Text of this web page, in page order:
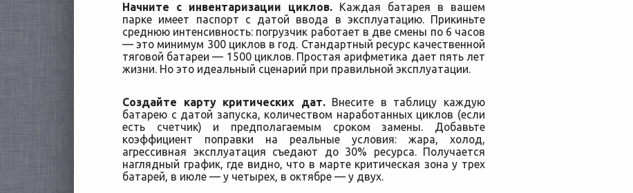
Начните с инвентаризации циклов. Каждая батарея в вашем
парке имеет паспорт с датой ввода в эксплуатацию. Прикиньте
среднюю интенсивность: погрузчик работает в две смены по 6 часов
— это минимум 300 циклов в год. Стандартный ресурс качественной
тяговой батареи — 1500 циклов. Простая арифметика дает пять лет
жизни. Но это идеальный сценарий при правильной эксплуатации.
Создайте карту критических дат.Внесите в таблицу каждую
батарею с датой запуска, количеством наработанных циклов (если
есть счетчик) и предполагаемым сроком замены. Добавьте
коэффициент поправки на реальные условия: жара, холод,
агрессивная эксплуатация съедают до 30% ресурса. Получается
наглядный график, где видно, что в марте критическая зона у трех
батарей, в июле — у четырех, в октябре — у двух.